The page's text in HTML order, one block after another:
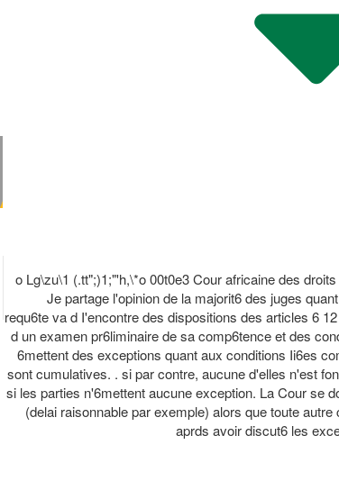
o Lg\zu\1 (.tt";)1;"'h,\*o 00t0e3 Cour africaine des
Je partage l'opinion de la majorit6 des juges
requ6te va d I'encontre des dispositions des articles 6
d un examen pr6liminaire de sa comp6tence et des
6mettent des exceptions quant aux conditions Ii6es
sont cumulatives. . si par contre, aucune d'elles n'est
si les parties n'6mettent aucune exception. La Cour se
(delai raisonnable par exemple) alors que toute
aprds avoir discut6 les